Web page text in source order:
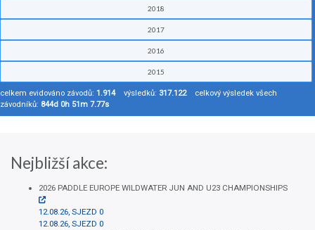
2018
2017
2016
2015
celkem evidováno závodů: 1.914výsledků: 317.122celkový výsledek všech
závodníků: 844d 0h 51m 7.77s
Nejbližší akce:
2026 PADDLE EUROPE WILDWATER JUN AND U23 CHAMPIONSHIPS
12.08.26, SJEZD 0
12.08.26, SJEZD 0